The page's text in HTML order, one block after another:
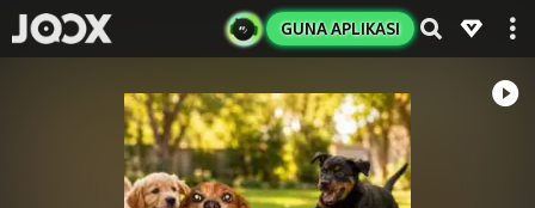
GUNA APLIKASI